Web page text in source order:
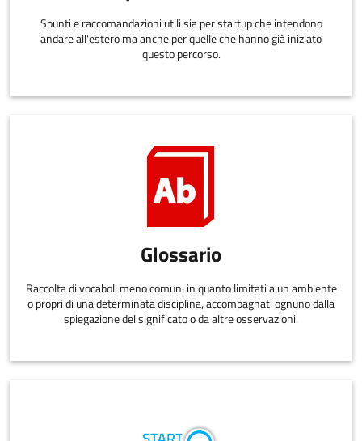
Spunti e raccomandazioni utili sia per startup che intendono
andare all'estero ma anche per quelle che hanno già iniziato
questo percorso.
Glossario
Raccolta di vocaboli meno comuni in quanto limitati a un ambiente
o propri di una determinata disciplina, accompagnati ognuno dalla
spiegazione del significato o da altre osservazioni.